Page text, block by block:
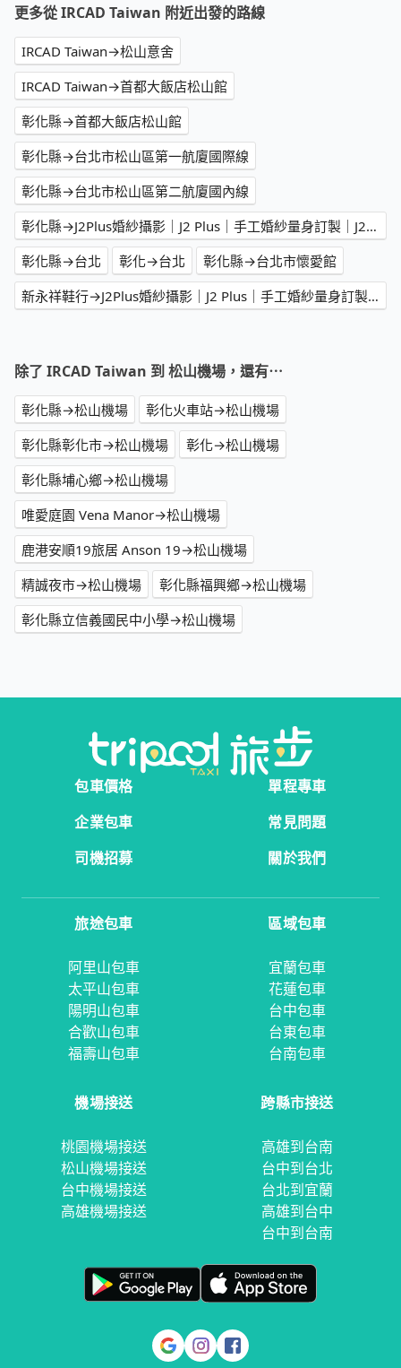
更多從 IRCAD Taiwan 附近出發的路線
IRCAD Taiwan→松山意舍
IRCAD Taiwan→首都大飯店松山館
彰化縣→首都大飯店松山館
彰化縣→台北市松山區第一航廈國際線
彰化縣→台北市松山區第二航廈國內線
彰化縣→J2Plus婚紗攝影｜J2 Plus｜手工婚紗量身訂製｜J2 婚紗｜台北婚紗推薦｜台北禮服單租｜新娘秘書｜台北婚攝｜台北閨蜜寫真｜台北親子寫真｜台北寵物婚紗｜台北大尺碼婚紗｜台北孕婦寫真｜台北同性婚紗｜
彰化縣→台北
彰化→台北
彰化縣→台北市懷愛館
新永祥鞋行→J2Plus婚紗攝影｜J2 Plus｜手工婚紗量身訂製｜J2 婚紗｜台北婚紗推薦｜台北禮服單租｜新娘秘書｜台北婚攝｜台北閨蜜寫真｜台北親子寫真｜台北寵物婚紗｜台北大尺碼婚紗｜台北孕婦寫真｜台北同性婚紗｜
除了 IRCAD Taiwan 到 松山機場，還有⋯
彰化縣→松山機場
彰化火車站→松山機場
彰化縣彰化市→松山機場
彰化→松山機場
彰化縣埔心鄉→松山機場
唯愛庭園 Vena Manor→松山機場
鹿港安順19旅居 Anson 19→松山機場
精誠夜市→松山機場
彰化縣福興鄉→松山機場
彰化縣立信義國民中小學→松山機場
包車價格
單程專車
企業包車
常見問題
司機招募
關於我們
旅途包車
阿里山包車
太平山包車
陽明山包車
合歡山包車
福壽山包車
區域包車
宜蘭包車
花蓮包車
台中包車
台東包車
台南包車
機場接送
桃園機場接送
松山機場接送
台中機場接送
高雄機場接送
跨縣市接送
高雄到台南
台中到台北
台北到宜蘭
高雄到台中
台中到台南